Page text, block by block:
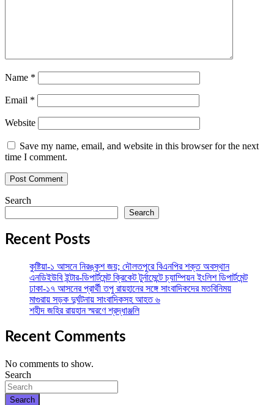
Name *
Email *
Website
Save my name, email, and website in this browser for the next
time I comment.
Search
Search
Recent Posts
কুষ্টিয়া-১ আসনে নিরঙ্কুশ জয়; দৌলতপুরে বিএনপির শক্ত অবস্থান
এনডিইউবি ইন্টার-ডিপার্টমেন্ট ক্রিকেট টুর্নামেন্টে চ্যাম্পিয়ন ইংলিশ ডিপার্টমেন্ট
ঢাকা-১৭ আসনের প্রার্থী তপু রায়হানের সঙ্গে সাংবাদিকদের মতবিনিময়
মাগুরায় সড়ক দুর্ঘটনায় সাংবাদিকসহ আহত ৬
শহীদ জহির রায়হান স্মরণে শ্রদ্ধাঞ্জলি
Recent Comments
No comments to show.
Search
Search